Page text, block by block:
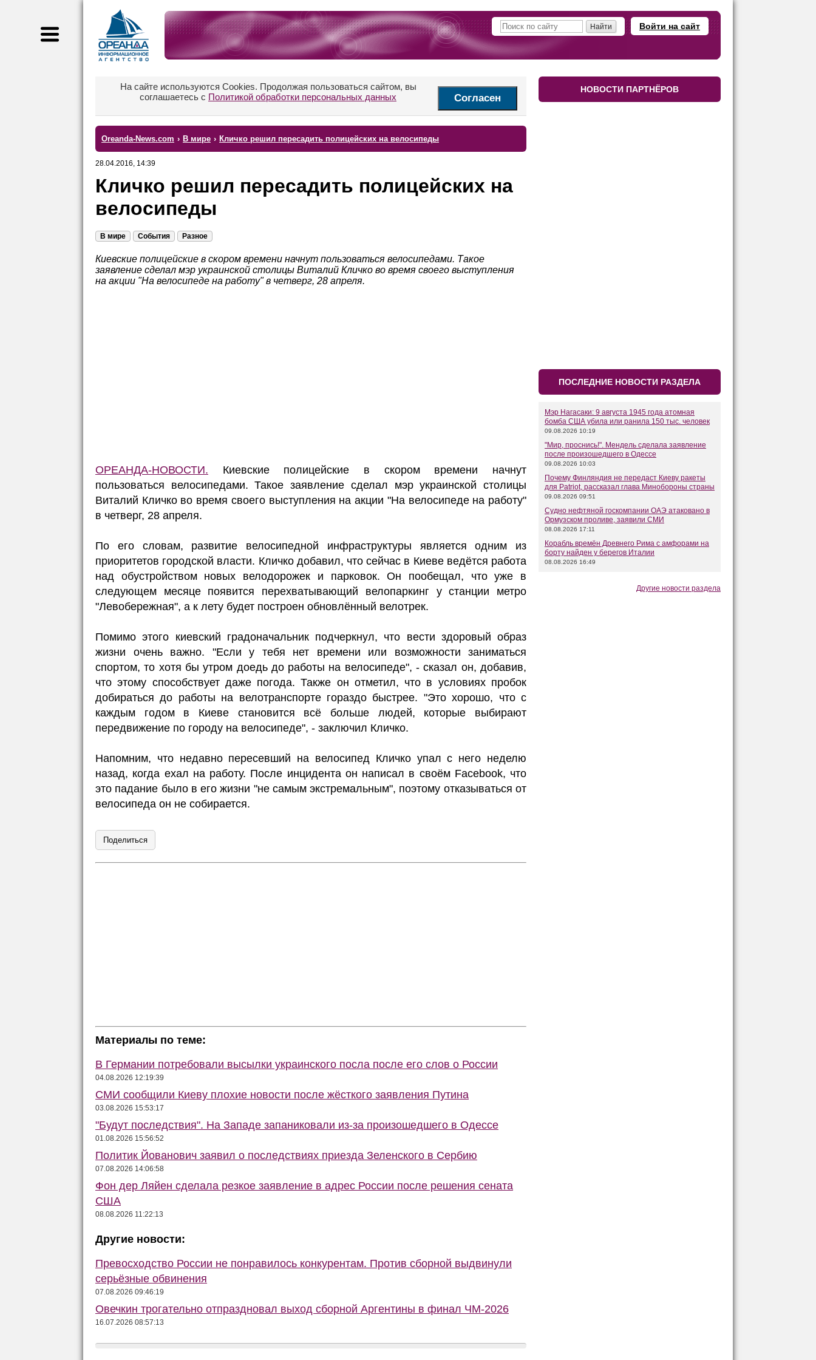
Войти на сайт
На сайте используются Cookies. Продолжая пользоваться сайтом, вы
соглашаетесь с Политикой обработки персональных данных Согласен
Oreanda-News.com › В мире › Кличко решил пересадить полицейских на велосипеды
28.04.2016, 14:39
Кличко решил пересадить полицейских на
велосипеды
В мире События Разное
Киевские полицейские в скором времени начнут пользоваться велосипедами. Такое
заявление сделал мэр украинской столицы Виталий Кличко во время своего выступления
на акции "На велосипеде на работу" в четверг, 28 апреля.
ОРЕАНДА-НОВОСТИ. Киевские полицейские в скором времени начнут
пользоваться велосипедами. Такое заявление сделал мэр украинской столицы
Виталий Кличко во время своего выступления на акции "На велосипеде на работу"
в четверг, 28 апреля.
По его словам, развитие велосипедной инфраструктуры является одним из
приоритетов городской власти. Кличко добавил, что сейчас в Киеве ведётся работа
над обустройством новых велодорожек и парковок. Он пообещал, что уже в
следующем месяце появится перехватывающий велопаркинг у станции метро
"Левобережная", а к лету будет построен обновлённый велотрек.
Помимо этого киевский градоначальник подчеркнул, что вести здоровый образ
жизни очень важно. "Если у тебя нет времени или возможности заниматься
спортом, то хотя бы утром доедь до работы на велосипеде", - сказал он, добавив,
что этому способствует даже погода. Также он отметил, что в условиях пробок
добираться до работы на велотранспорте гораздо быстрее. "Это хорошо, что с
каждым годом в Киеве становится всё больше людей, которые выбирают
передвижение по городу на велосипеде", - заключил Кличко.
Напомним, что недавно пересевший на велосипед Кличко упал с него неделю
назад, когда ехал на работу. После инцидента он написал в своём Facebook, что
это падание было в его жизни "не самым экстремальным", поэтому отказываться от
велосипеда он не собирается.
Поделиться
Материалы по теме:
В Германии потребовали высылки украинского посла после его слов о России
04.08.2026 12:19:39
СМИ сообщили Киеву плохие новости после жёсткого заявления Путина
03.08.2026 15:53:17
"Будут последствия". На Западе запаниковали из-за произошедшего в Одессе
01.08.2026 15:56:52
Политик Йованович заявил о последствиях приезда Зеленского в Сербию
07.08.2026 14:06:58
Фон дер Ляйен сделала резкое заявление в адрес России после решения сената
США
08.08.2026 11:22:13
Другие новости:
Превосходство России не понравилось конкурентам. Против сборной выдвинули
серьёзные обвинения
07.08.2026 09:46:19
Овечкин трогательно отпраздновал выход сборной Аргентины в финал ЧМ-2026
16.07.2026 08:57:13
НОВОСТИ ПАРТНЁРОВ
ПОСЛЕДНИЕ НОВОСТИ РАЗДЕЛА
Мэр Нагасаки: 9 августа 1945 года атомная
бомба США убила или ранила 150 тыс. человек
09.08.2026 10:19
"Мир, проснись!". Мендель сделала заявление
после произошедшего в Одессе
09.08.2026 10:03
Почему Финляндия не передаст Киеву ракеты
для Patriot, рассказал глава Минобороны страны
09.08.2026 09:51
Судно нефтяной госкомпании ОАЭ атаковано в
Ормузском проливе, заявили СМИ
08.08.2026 17:11
Корабль времён Древнего Рима с амфорами на
борту найден у берегов Италии
08.08.2026 16:49
Другие новости раздела